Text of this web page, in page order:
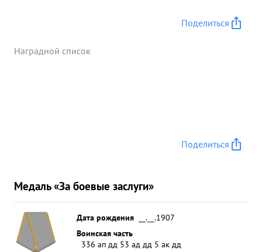
Поделиться
Наградной список
Поделиться
Медаль «За боевые заслуги»
Дата рождения
__.__.1907
Воинская часть
336 ап дд 53 ад дд 5 ак дд